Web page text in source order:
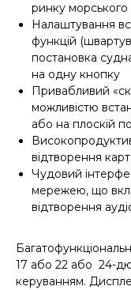
ринку
Налаштування
функцій
постановка
на одну кнопку
Привабливий
можливістю
або на плоскій
відтворення
Чудовий
мережею, що
відтворення
17 або 22 або 24-
керуванням.